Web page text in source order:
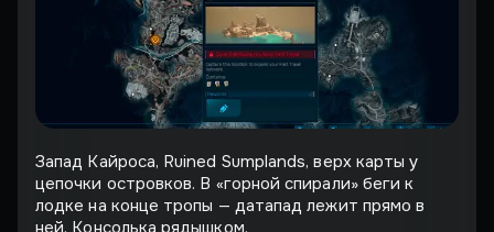
Запад Кайроса, Ruined Sumplands, верх карты у
цепочки островков. В «горной спирали» беги к
лодке на конце тропы — датапад лежит прямо в